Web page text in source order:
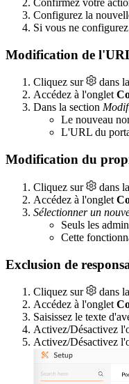
Confirmez votre
Configurez la
Si vous ne
Modification de
Cliquez sur
dans
Accédez à l'onglet
Dans la section
Le nouveau
L'URL du
Modification du
Cliquez sur
dans
Accédez à l'onglet
Sélectionner un
Seuls les
Cette
Exclusion de
Cliquez sur
dans
Accédez à l'onglet
Saisissez le texte
Activez/Désactivez
Activez/Désactivez